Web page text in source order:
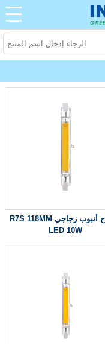
R7S 118MM مصباح أنبوب زجاجي
LED 10W